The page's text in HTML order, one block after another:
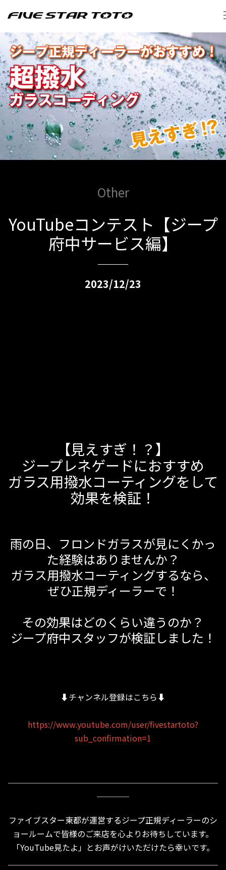
Other
YouTubeコンテスト【ジープ
府中サービス編】
2023/12/23
【見えすぎ！？】
ジープレネゲードにおすすめ
ガラス用撥水コーティングをして
効果を検証！
雨の日、フロンドガラスが見にくかっ
た経験はありませんか？
ガラス用撥水コーティングするなら、
ぜひ正規ディーラーで！
その効果はどのくらい違うのか？
ジープ府中スタッフが検証しました！
⬇︎チャンネル登録はこちら⬇︎
https://www.youtube.com/user/fivestartoto?
sub_confirmation=1
ファイブスター東都が運営するジープ正規ディーラーのシ
ョールームで皆様のご来店を心よりお待ちしています。
「YouTube見たよ」とお声がけいただけたら幸いです。